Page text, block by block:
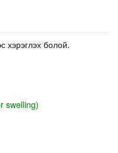
хэрэглэх болой.
swelling)